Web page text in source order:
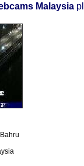
Malaysia